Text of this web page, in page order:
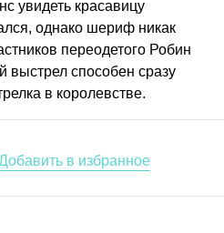
увидеть красавицу
однако шериф никак
переодетого Робин
выстрел способен сразу
в королевстве.